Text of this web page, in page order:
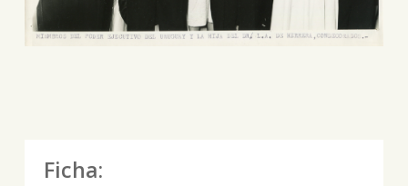
Ficha: